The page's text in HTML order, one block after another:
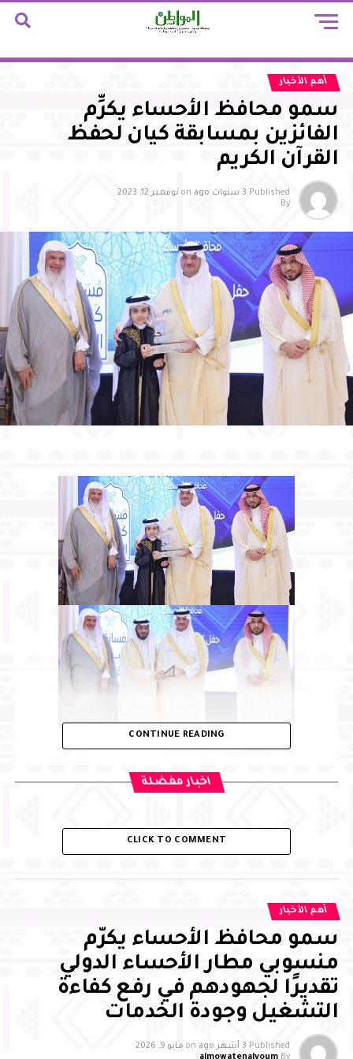
أهم الأخبار
سمو محافظ الأحساء يكرِّم
الفائزين بمسابقة كيان لحفظ
القرآن الكريم
Published 3 سنوات ago on نوفمبر 12, 2023
By
متابعة المواطن اليوم
CONTINUE READING
اخبار مفضلة
CLICK TO COMMENT
أهم الأخبار
سمو محافظ الأحساء يكرّم
منسوبي مطار الأحساء الدولي
تقديرًا لجهودهم في رفع كفاءة
التشغيل وجودة الخدمات
Published 3 أشهر ago on مايو 9, 2026
By
almowatenalyoum